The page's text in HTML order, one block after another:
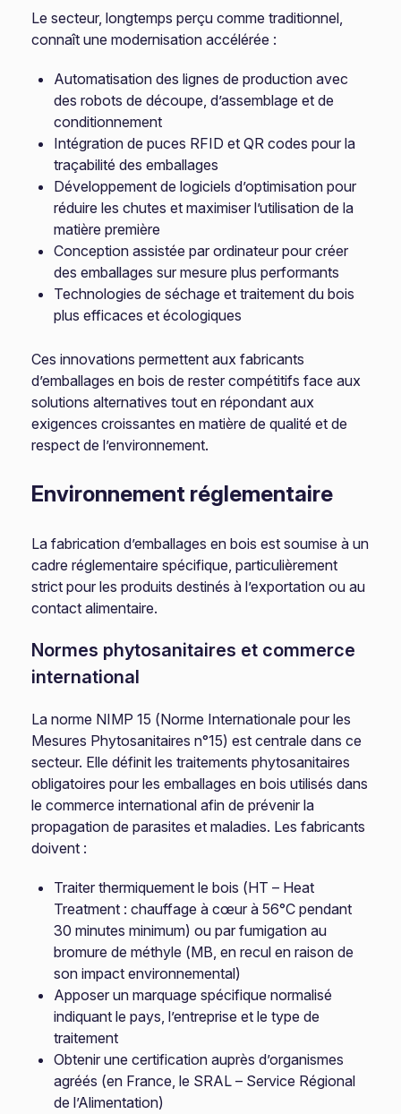
Le secteur, longtemps perçu comme traditionnel,
connaît une modernisation accélérée :
Automatisation des lignes de production avec
des robots de découpe, d’assemblage et de
conditionnement
Intégration de puces RFID et QR codes pour la
traçabilité des emballages
Développement de logiciels d’optimisation pour
réduire les chutes et maximiser l’utilisation de la
matière première
Conception assistée par ordinateur pour créer
des emballages sur mesure plus performants
Technologies de séchage et traitement du bois
plus efficaces et écologiques
Ces innovations permettent aux fabricants
d’emballages en bois de rester compétitifs face aux
solutions alternatives tout en répondant aux
exigences croissantes en matière de qualité et de
respect de l’environnement.
Environnement réglementaire
La fabrication d’emballages en bois est soumise à un
cadre réglementaire spécifique, particulièrement
strict pour les produits destinés à l’exportation ou au
contact alimentaire.
Normes phytosanitaires et commerce
international
La norme NIMP 15 (Norme Internationale pour les
Mesures Phytosanitaires n°15) est centrale dans ce
secteur. Elle définit les traitements phytosanitaires
obligatoires pour les emballages en bois utilisés dans
le commerce international afin de prévenir la
propagation de parasites et maladies. Les fabricants
doivent :
Traiter thermiquement le bois (HT – Heat
Treatment : chauffage à cœur à 56°C pendant
30 minutes minimum) ou par fumigation au
bromure de méthyle (MB, en recul en raison de
son impact environnemental)
Apposer un marquage spécifique normalisé
indiquant le pays, l’entreprise et le type de
traitement
Obtenir une certification auprès d’organismes
agréés (en France, le SRAL – Service Régional
de l’Alimentation)